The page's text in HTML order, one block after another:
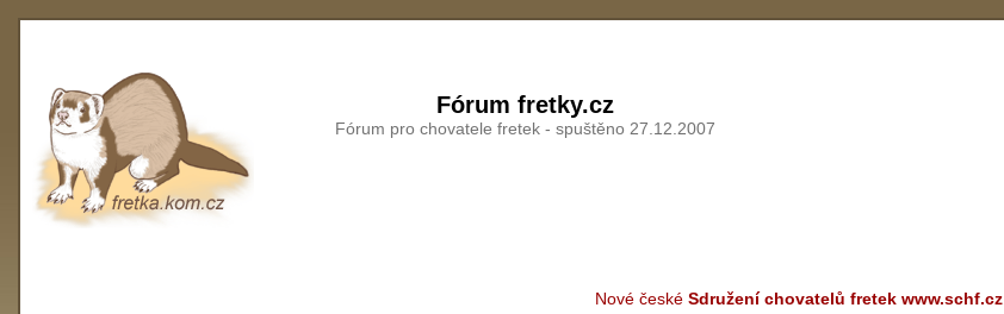
Fórum fretky.cz
Fórum pro chovatele fretek - spuštěno 27.12.2007
Nové české Sdružení chovatelů fretek www.schf.cz